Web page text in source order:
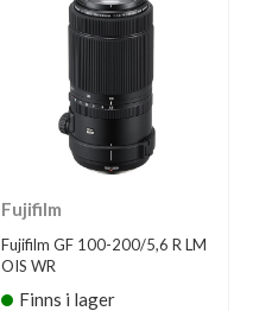
Fujifilm
Fujifilm GF 100-200/5,6 R LM
OIS WR
Finns i lager